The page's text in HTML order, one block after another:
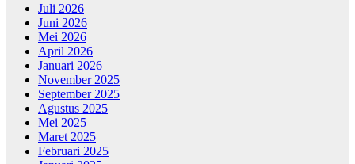
Juli 2026
Juni 2026
Mei 2026
April 2026
Januari 2026
November 2025
September 2025
Agustus 2025
Mei 2025
Maret 2025
Februari 2025